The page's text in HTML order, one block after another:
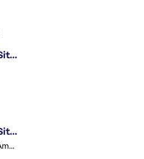
Workplace Experience Manager, Site Lead
Workplace Experience Manager, Site Lead
Los Angeles - Del Rey, United States of America